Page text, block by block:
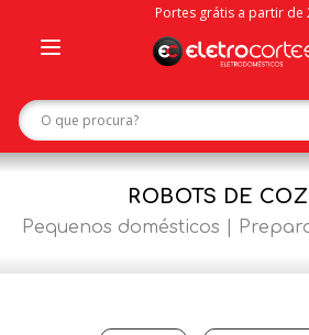
Portes grátis a partir de
navigation
ROBOTS DE
Pequenos domésticos